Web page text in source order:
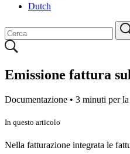
Dutch
Emissione fattura
Documentazione • 3 minuti per la
In questo articolo
Nella fatturazione integrata le